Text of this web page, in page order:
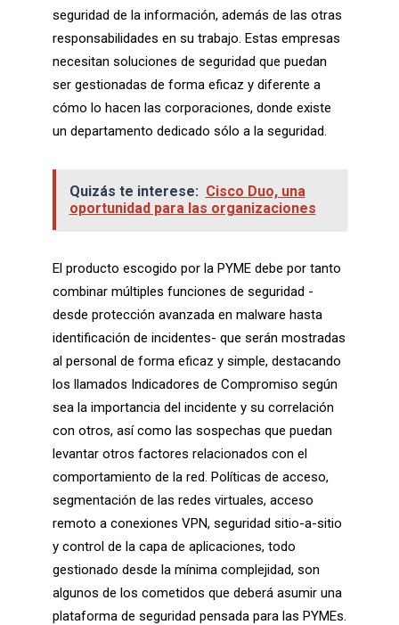
seguridad de la información, además de las otras
responsabilidades en su trabajo. Estas empresas
necesitan soluciones de seguridad que puedan
ser gestionadas de forma eficaz y diferente a
cómo lo hacen las corporaciones, donde existe
un departamento dedicado sólo a la seguridad.
Quizás te interese: Cisco Duo, una
oportunidad para las organizaciones
El producto escogido por la PYME debe por tanto
combinar múltiples funciones de seguridad -
desde protección avanzada en malware hasta
identificación de incidentes- que serán mostradas
al personal de forma eficaz y simple, destacando
los llamados Indicadores de Compromiso según
sea la importancia del incidente y su correlación
con otros, así como las sospechas que puedan
levantar otros factores relacionados con el
comportamiento de la red. Políticas de acceso,
segmentación de las redes virtuales, acceso
remoto a conexiones VPN, seguridad sitio-a-sitio
y control de la capa de aplicaciones, todo
gestionado desde la mínima complejidad, son
algunos de los cometidos que deberá asumir una
plataforma de seguridad pensada para las PYMEs.